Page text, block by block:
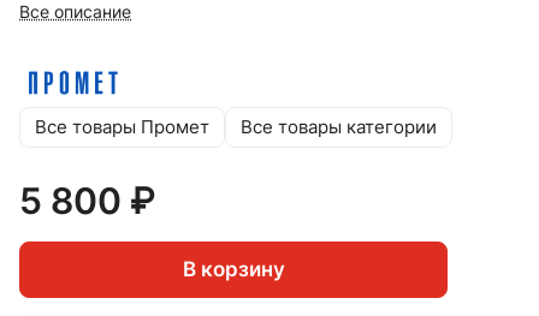
Все описание
Все товары Промет Все товары категории
5 800 ₽
В корзину